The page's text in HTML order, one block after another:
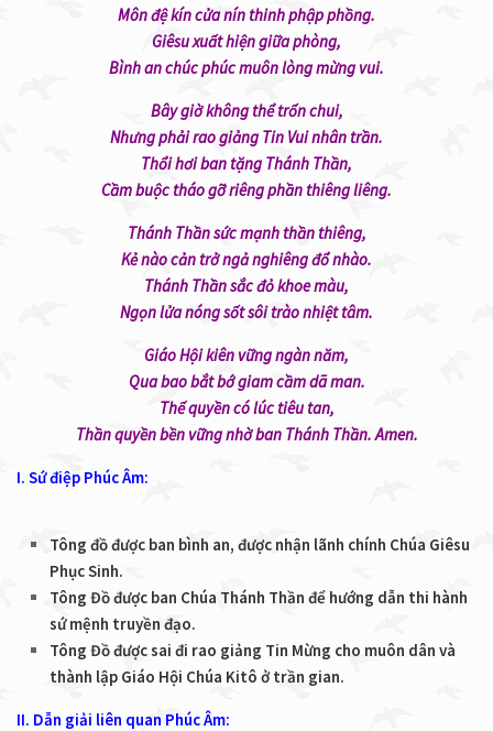
Môn đệ kín cửa nín thinh phập phồng.
Giêsu xuất hiện giữa phòng,
Bình an chúc phúc muôn lòng mừng vui.
Bây giờ không thể trốn chui,
Nhưng phải rao giảng Tin Vui nhân trần.
Thổi hơi ban tặng Thánh Thần,
Cầm buộc tháo gỡ riêng phần thiêng liêng.
Thánh Thần sức mạnh thần thiêng,
Kẻ nào cản trở ngả nghiêng đổ nhào.
Thánh Thần sắc đỏ khoe màu,
Ngọn lửa nóng sốt sôi trào nhiệt tâm.
Giáo Hội kiên vững ngàn năm,
Qua bao bắt bớ giam cầm dã man.
Thế quyền có lúc tiêu tan,
Thần quyền bền vững nhờ ban Thánh Thần. Amen.
I. Sứ điệp Phúc Âm:
Tông đồ được ban bình an, được nhận lãnh chính Chúa Giêsu
Phục Sinh.
Tông Đồ được ban Chúa Thánh Thần để hướng dẫn thi hành
sứ mệnh truyền đạo.
Tông Đồ được sai đi rao giảng Tin Mừng cho muôn dân và
thành lập Giáo Hội Chúa Kitô ở trần gian.
II. Dẫn giải liên quan Phúc Âm: